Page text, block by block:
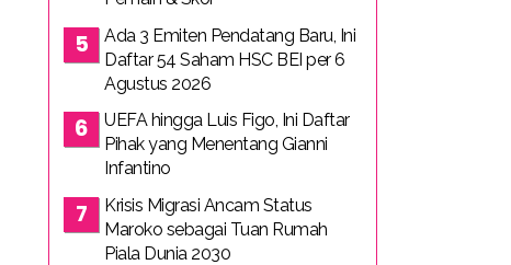
Ada 3 Emiten Pendatang Baru, Ini
Daftar 54 Saham HSC BEI per 6
Agustus 2026
UEFA hingga Luis Figo, Ini Daftar
Pihak yang Menentang Gianni
Infantino
Krisis Migrasi Ancam Status
Maroko sebagai Tuan Rumah
Piala Dunia 2030